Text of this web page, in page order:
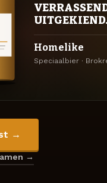
Homelike
Speciaalbier ·
→
→